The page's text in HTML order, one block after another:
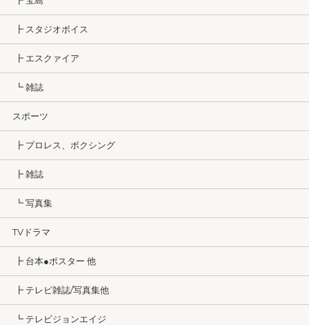
┣ スタジオボイス
┣ エスクァイア
┗ 雑誌
スポーツ
┣ プロレス、ボクシング
┣ 雑誌
┗ 写真集
TVドラマ
┣ 台本●ポスター 他
┣ テレビ雑誌/写真集他
┗ テレビジョンエイジ